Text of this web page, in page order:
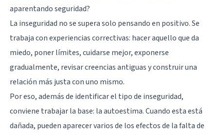
aparentando seguridad?
La inseguridad no se supera solo pensando en positivo. Se
trabaja con experiencias correctivas: hacer aquello que da
miedo, poner límites, cuidarse mejor, exponerse
gradualmente, revisar creencias antiguas y construir una
relación más justa con uno mismo.
Por eso, además de identificar el tipo de inseguridad,
conviene trabajar la base: la autoestima. Cuando esta está
dañada, pueden aparecer varios de losefectos de la falta de